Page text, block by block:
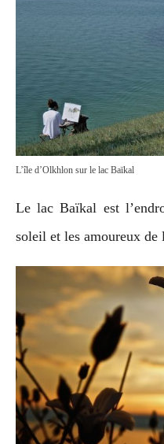
L’île d’Olkhlon sur le lac Baïkal
Le lac Baïkal est
soleil et les amoureux de